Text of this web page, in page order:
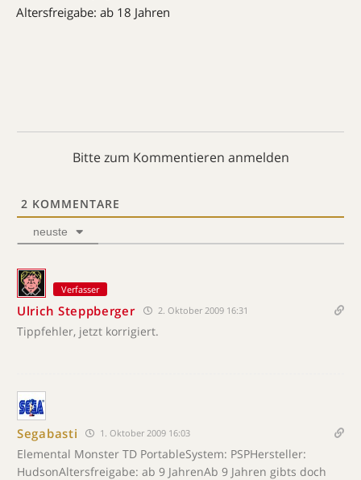
Altersfreigabe: ab 18 Jahren
Bitte zum Kommentieren anmelden
2 KOMMENTARE
neuste
Verfasser
Ulrich Steppberger 2. Oktober 2009 16:31
Tippfehler, jetzt korrigiert.
Segabasti 1. Oktober 2009 16:03
Elemental Monster TD PortableSystem: PSPHersteller:
HudsonAltersfreigabe: ab 9 JahrenAb 9 Jahren gibts doch